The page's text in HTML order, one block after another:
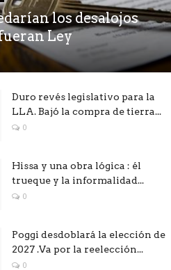
los desalojos
Ley
Duro revés legislativo para la
LLA. Bajó la compra de tierra...
0
Hissa y una obra lógica : él
trueque y la informalidad...
0
Poggi desdoblará la elección de
2027 .Va por la reelección...
0